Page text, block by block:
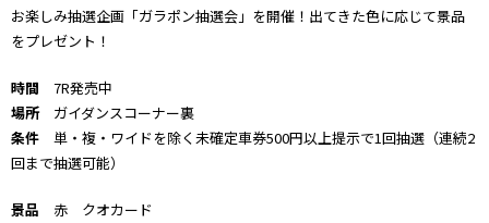
お楽しみ抽選企画「ガラポン抽選会」を開催！出てきた色に応じて景品
をプレゼント！
時間 7R発売中
場所ガイダンスコーナー裏
条件 単・複・ワイドを除く未確定車券500円以上提示で1回抽選（連続2
回まで抽選可能）
景品 赤 クオカード